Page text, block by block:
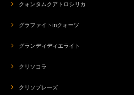
クォンタムクアトロシリカ
グラファイトinクォーツ
グランディディエライト
クリソコラ
クリソプレーズ